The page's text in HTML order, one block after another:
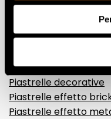
Gres porcellanato
Gres porcellanato
Gres porcellanato
Gres porcellanato
Piastrelle 3D
Piastrelle decorative
Piastrelle effetto
Piastrelle effetto